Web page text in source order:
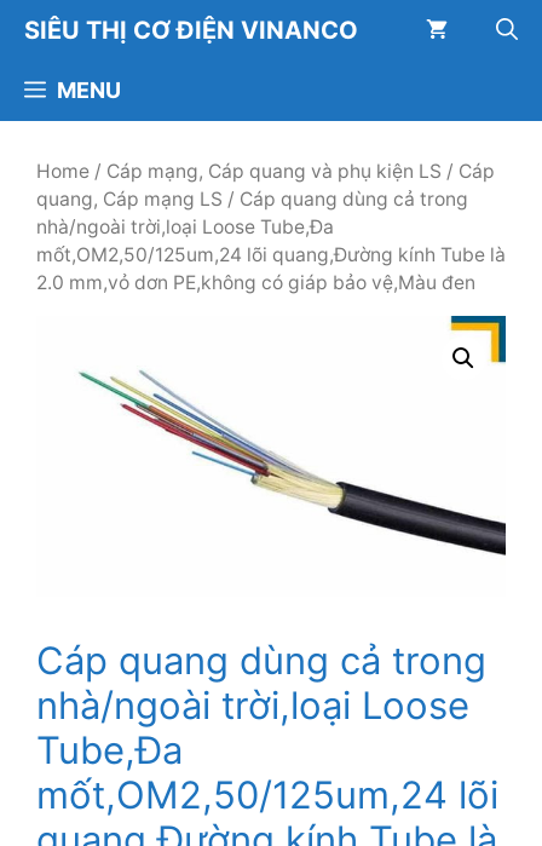
Chuyển
đến
dung
SIÊU THỊ CƠ ĐIỆN VINANCO
MENU
Home / Cáp mạng, Cáp quang và phụ kiện LS / Cáp
quang, Cáp mạng LS / Cáp quang dùng cả trong
nhà/ngoài trời,loại Loose Tube,Đa
mốt,OM2,50/125um,24 lõi quang,Đường kính Tube là
2.0 mm,vỏ dơn PE,không có giáp bảo vệ,Màu đen
Cáp quang dùng cả trong
nhà/ngoài trời,loại Loose
Tube,Đa
mốt,OM2,50/125um,24 lõi